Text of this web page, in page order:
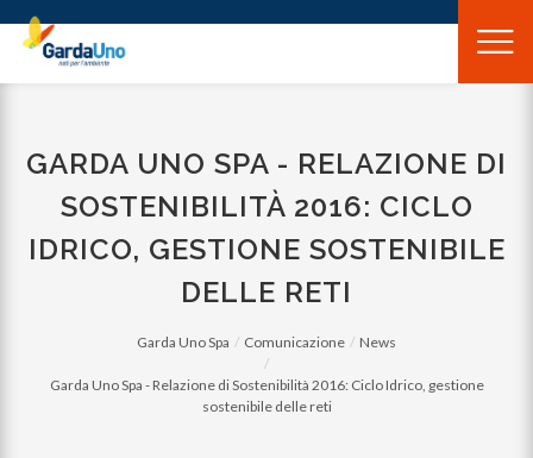
Gardauno
Spa
GARDA UNO SPA - RELAZIONE DI
SOSTENIBILITÀ 2016: CICLO
IDRICO, GESTIONE SOSTENIBILE
DELLE RETI
Garda Uno Spa Comunicazione News
Garda Uno Spa - Relazione di Sostenibilità 2016: Ciclo Idrico, gestione
sostenibile delle reti